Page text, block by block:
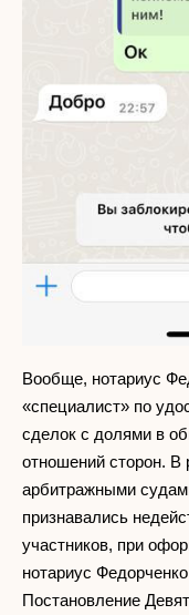
Вообще, нотариус
«специалист» по
сделок с долями в
отношений сторон. В
арбитражными
признавались
участников, при
нотариус
Постановление